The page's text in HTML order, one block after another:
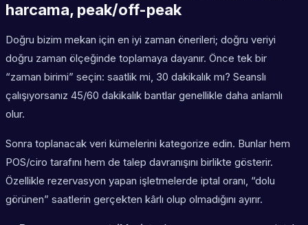
harcama, peak/off-peak
Doğru bizim mekan için en iyi zaman önerileri; doğru veriyi
doğru zaman ölçeğinde toplamaya dayanır. Önce tek bir
“zaman birimi” seçin: saatlik mi, 30 dakikalık mı? Seanslı
çalışıyorsanız 45/60 dakikalık bantlar genellikle daha anlamlı
olur.
Sonra toplanacak veri kümelerini kategorize edin. Bunlar hem
POS/ciro tarafını hem de talep davranışını birlikte gösterir.
Özellikle rezervasyon yapan işletmelerde iptal oranı, “dolu
görünen” saatlerin gerçekten kârlı olup olmadığını ayırır.